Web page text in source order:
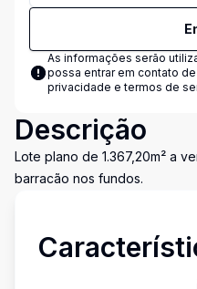
As informações serão
possa entrar em contato
privacidade e termos de
Descrição
Lote plano de 1.367,20m² a
barracão nos fundos.